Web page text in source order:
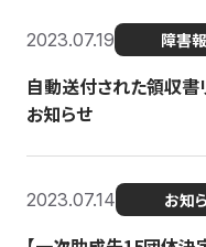
2023.07.19 障害
自動送付された領収書
お知らせ
2023.07.14 お知